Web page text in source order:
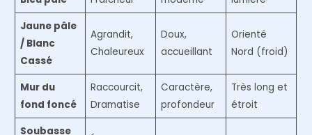
Jaune pâle
/ Blanc
Cassé
Agrandit,
Chaleureux
Doux,
accueillant
Orienté
Nord (froid)
Mur du
fond foncé
Raccourcit,
Dramatise
Caractère,
profondeur
Très long et
étroit
Soubasse